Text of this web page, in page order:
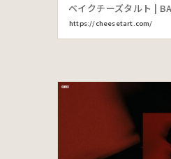
ベイクチーズタルト |
https://cheesetart.com/